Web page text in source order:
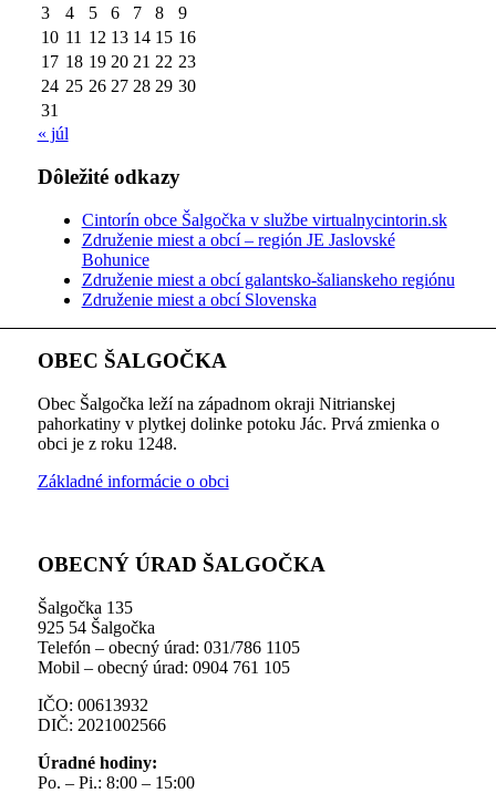
3 4 5 6 7 8
9
10 11 12 13 14 15 16
17 18 19 20 21 22 23
24 25 26 27 28 29 30
31
« júl
Dôležité odkazy
Cintorín obce Šalgočka v službe virtualnycintorin.sk
Združenie miest a obcí – región JE Jaslovské
Bohunice
Združenie miest a obcí galantsko-šalianskeho regiónu
Združenie miest a obcí Slovenska
OBEC ŠALGOČKA
Obec Šalgočka leží na západnom okraji Nitrianskej
pahorkatiny v plytkej dolinke potoku Jác. Prvá zmienka o
obci je z roku 1248.
Základné informácie o obci
OBECNÝ ÚRAD ŠALGOČKA
Šalgočka 135
925 54 Šalgočka
Telefón – obecný úrad: 031/786 1105
Mobil – obecný úrad: 0904 761 105
IČO: 00613932
DIČ: 2021002566
Úradné hodiny:
Po. – Pi.: 8:00 – 15:00